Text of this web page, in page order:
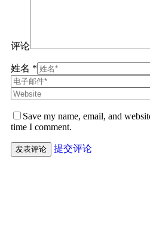
评论
姓名 *
Save my name, email, and
time I comment.
提交评论